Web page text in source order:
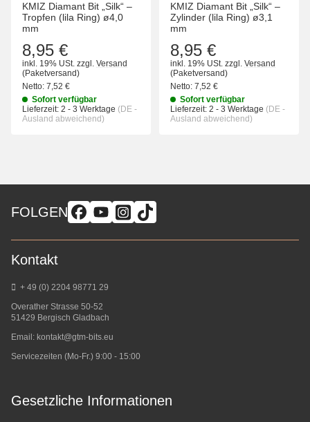
KMIZ Diamant Bit „Silk“ –
Tropfen (lila Ring) ø4,0
mm
8,95 €
inkl. 19% USt. zzgl. Versand
(Paketversand)
Netto: 7,52 €
Sofort verfügbar
Lieferzeit: 2 - 3 Werktage (DE -
Ausland abweichend)
KMIZ Diamant Bit „Silk“ –
Zylinder (lila Ring) ø3,1
mm
8,95 €
inkl. 19% USt. zzgl. Versand
(Paketversand)
Netto: 7,52 €
Sofort verfügbar
Lieferzeit: 2 - 3 Werktage (DE -
Ausland abweichend)
FOLGEN
Kontakt
+ 49 (0) 2204 98771 29
Overather Strasse 50-52
51429 Bergisch Gladbach
Email: kontakt@gtm-bits.eu
Servicezeiten (Mo-Fr.) 9:00 - 15:00
Gesetzliche Informationen